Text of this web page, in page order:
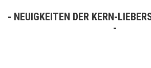
NEUIGKEITEN DER KERN-